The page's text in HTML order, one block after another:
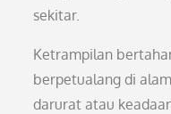
sekitar.
Ketrampilan
berpetualang di
darurat atau